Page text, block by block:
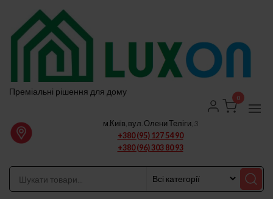
Перейти
вмісту
Преміальні рішення для дому
м.Київ, вул. Олени Теліги, 3
+380 (95) 127 54 90
+380 (96) 303 80 93
0